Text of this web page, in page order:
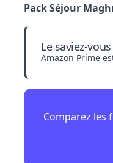
Pack Séjour
Le saviez-vous
Amazon Prime
Comparez les